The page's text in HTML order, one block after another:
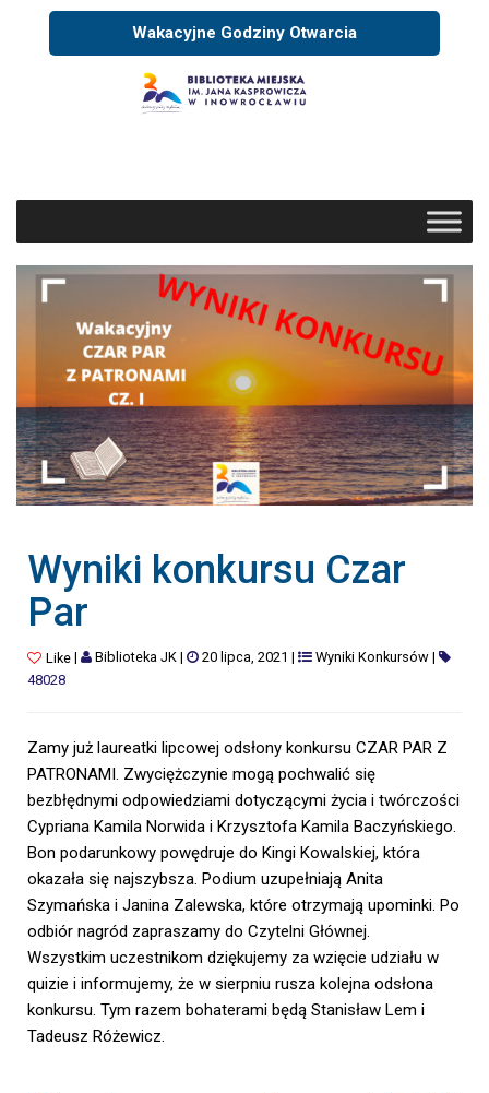
Wakacyjne Godziny Otwarcia
Wyniki konkursu Czar
Par
Like| Biblioteka JK| 20 lipca, 2021 | Wyniki Konkursów|
48028
Zamy już laureatki lipcowej odsłony konkursu CZAR PAR Z
PATRONAMI. Zwyciężczynie mogą pochwalić się
bezbłędnymi odpowiedziami dotyczącymi życia i twórczości
Cypriana Kamila Norwida i Krzysztofa Kamila Baczyńskiego.
Bon podarunkowy powędruje do Kingi Kowalskiej, która
okazała się najszybsza. Podium uzupełniają Anita
Szymańska i Janina Zalewska, które otrzymają upominki. Po
odbiór nagród zapraszamy do Czytelni Głównej.
Wszystkim uczestnikom dziękujemy za wzięcie udziału w
quizie i informujemy, że w sierpniu rusza kolejna odsłona
konkursu. Tym razem bohaterami będą Stanisław Lem i
Tadeusz Różewicz.